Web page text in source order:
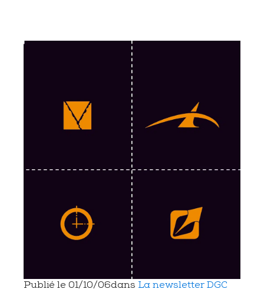
Publié le 01/10/06dans La newsletter DGC